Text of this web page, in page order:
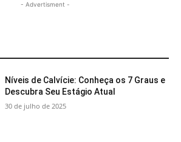
- Advertisment -
Níveis de Calvície: Conheça os 7 Graus e
Descubra Seu Estágio Atual
30 de julho de 2025